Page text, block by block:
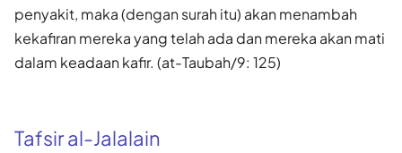
penyakit, maka (dengan surah itu) akan menambah
kekafiran mereka yang telah ada dan mereka akan mati
dalam keadaan kafir. (at-Taubah/9: 125)
Tafsir al-Jalalain